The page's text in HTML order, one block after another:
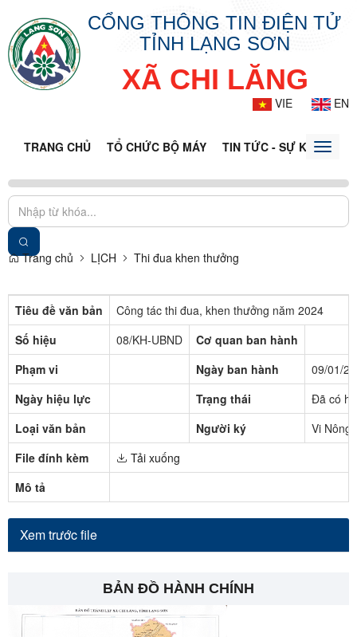
CỔNG THÔNG TIN ĐIỆN TỬ
TỈNH LẠNG SƠN
XÃ CHI LĂNG
VIE EN
TRANG CHỦ TỔ CHỨC BỘ MÁY TIN TỨC - SỰ KIỆNToggle
Trang chủ LỊCH Thi đua khen thưởng
Tiêu đề văn bản
Công tác thi đua, khen thưởng năm 2024
Số hiệu
08/KH-UBND
Cơ quan ban hành
Phạm vi
Ngày ban hành
09/01/
Ngày hiệu lực
Trạng thái
Đã có
Loại văn bản
Người ký
Vi Nông
File đính kèm
Tải xuống
Mô tả
Xem trước file
BẢN ĐỒ HÀNH CHÍNH